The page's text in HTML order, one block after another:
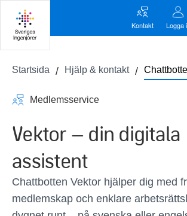
Kontakt Logga
Startsida Hjälp & kontakt
Medlemsservice
Vektor – din digitala
assistent
Chattbotten Vektor hjälper dig med
medlemskap och enklare